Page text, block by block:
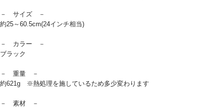
－ サイズ －
約25～60.5cm(24インチ相当)
－ カラー －
ブラック
－ 重量 －
約621g ※熱処理を施しているため多少変わります
－ 素材 －